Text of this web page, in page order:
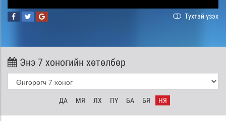
Тухтай үзэх
Энэ 7 хоногийн хөтөлбөр
ДА МЯ ЛХ ПҮ БА БЯ НЯ